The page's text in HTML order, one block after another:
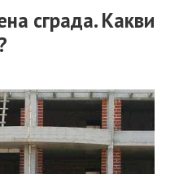
на
сграда. Какви